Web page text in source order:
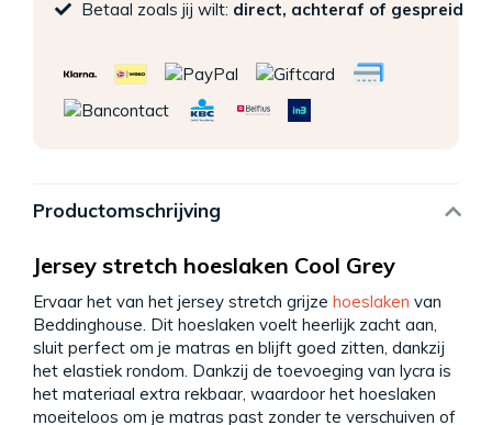
Betaal zoals jij wilt: direct, achteraf of gespreid
Productomschrijving
Jersey stretch hoeslaken Cool Grey
Ervaar het van het jersey stretch grijze hoeslaken van
Beddinghouse. Dit hoeslaken voelt heerlijk zacht aan,
sluit perfect om je matras en blijft goed zitten, dankzij
het elastiek rondom. Dankzij de toevoeging van lycra is
het materiaal extra rekbaar, waardoor het hoeslaken
moeiteloos om je matras past zonder te verschuiven of